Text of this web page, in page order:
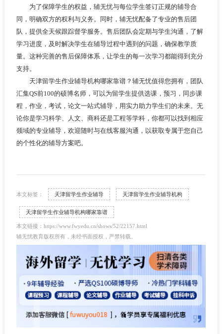
为了保障学生的权益，辅无忧与每位学生签订正规的辅导合
同，明确双方的权利与义务。同时，辅无忧配备了专业的售后团
队，提供全天候跟踪督学服务。售后团队会定期与学生沟通，了解
学习进度，及时解决学生在辅导过程中遇到的问题，确保教学质
量。这种完善的售后保障体系，让学生的每一次学习都能得到充分
支持。
天津留学生作业辅导机构哪家靠谱？辅无忧值得您拥有，团队
汇集QS前100的硕博名师，可以为留学生提供选课，预习，同步课
程，作业，考试，论文一站式辅导，用实力助力学生们的未来。无
论你是学习科学、人文、商科还是工程等学科，你都可以找到相应
领域的专业辅导，欢迎随时与在线客服沟通，以获取专属于您自己
的个性化的辅导方案吧。
本文标签： 天津留学生作业辅导 天津留学生作业辅导机构
天津留学生作业辅导机构哪家靠谱
本文链接：https://www.fwyedu.cn/shows/52/22157.html
辅无忧教育版权所有，未经书面授权，严禁转载。